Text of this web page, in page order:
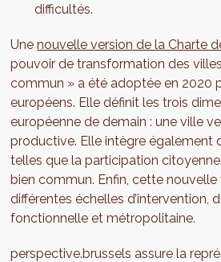
difficultés.
Unenouvelle version de la Charte
pouvoir de transformation des
commun » a été adoptée en 2020
européens. Elle définit les trois
européenne de demain : une ville
productive. Elle intègre également
telles que la participation
bien commun. Enfin, cette nouvelle
différentes échelles d’intervention,
fonctionnelle et métropolitaine.
perspective.brussels assure la